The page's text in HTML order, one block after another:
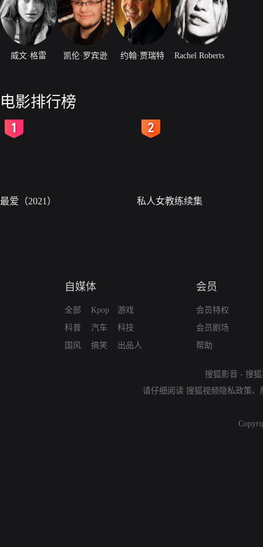
威文·格雷 凯伦·罗宾逊 约翰·贾瑞特 Rachel Roberts
电影排行榜
最爱（2021） 私人女教练续集
自媒体
全部
科普
国风
Kpop
汽车
搞笑
游戏
科技
出品人
会员
会员特权
会员剧场
帮助
搜狐影音 - 搜
请仔细阅读 搜狐视频隐私政策、